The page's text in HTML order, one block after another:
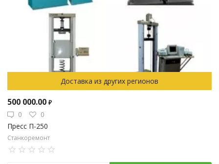
Доставка из других регионов
500 000.00 ₽
0
0
Пресс П-250
Станкоремонт